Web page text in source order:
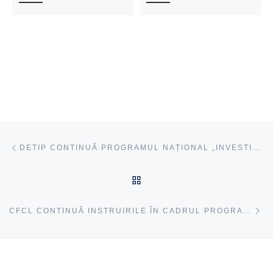
Navigare articole
DETIP CONTINUĂ PROGRAMUL NAȚIONAL „INVESTIM ÎN PROFESORI” LA NISPORENI ȘI VĂRZĂREȘTI